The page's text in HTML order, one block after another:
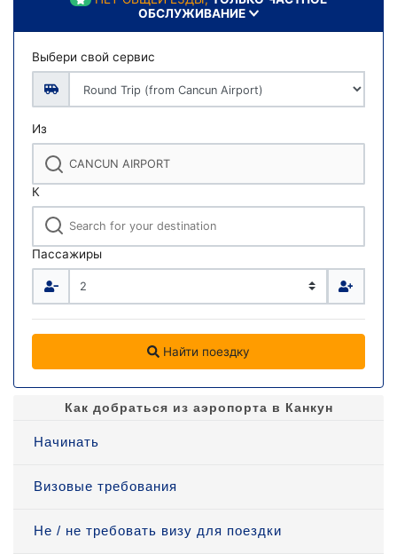
ОБСЛУЖИВАНИЕ
Выбери свой сервис
Из
К
Пассажиры
Найти поездку
Как добраться из аэропорта в Канкун
Начинать
Визовые требования
Не / не требовать визу для поездки